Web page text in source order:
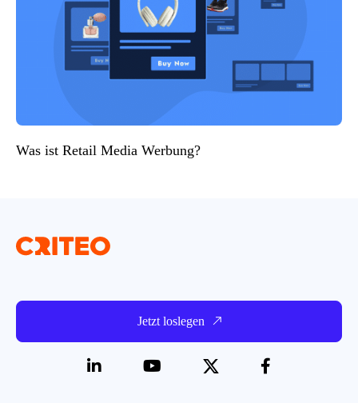
Was ist Retail Media Werbung?
Jetzt loslegen